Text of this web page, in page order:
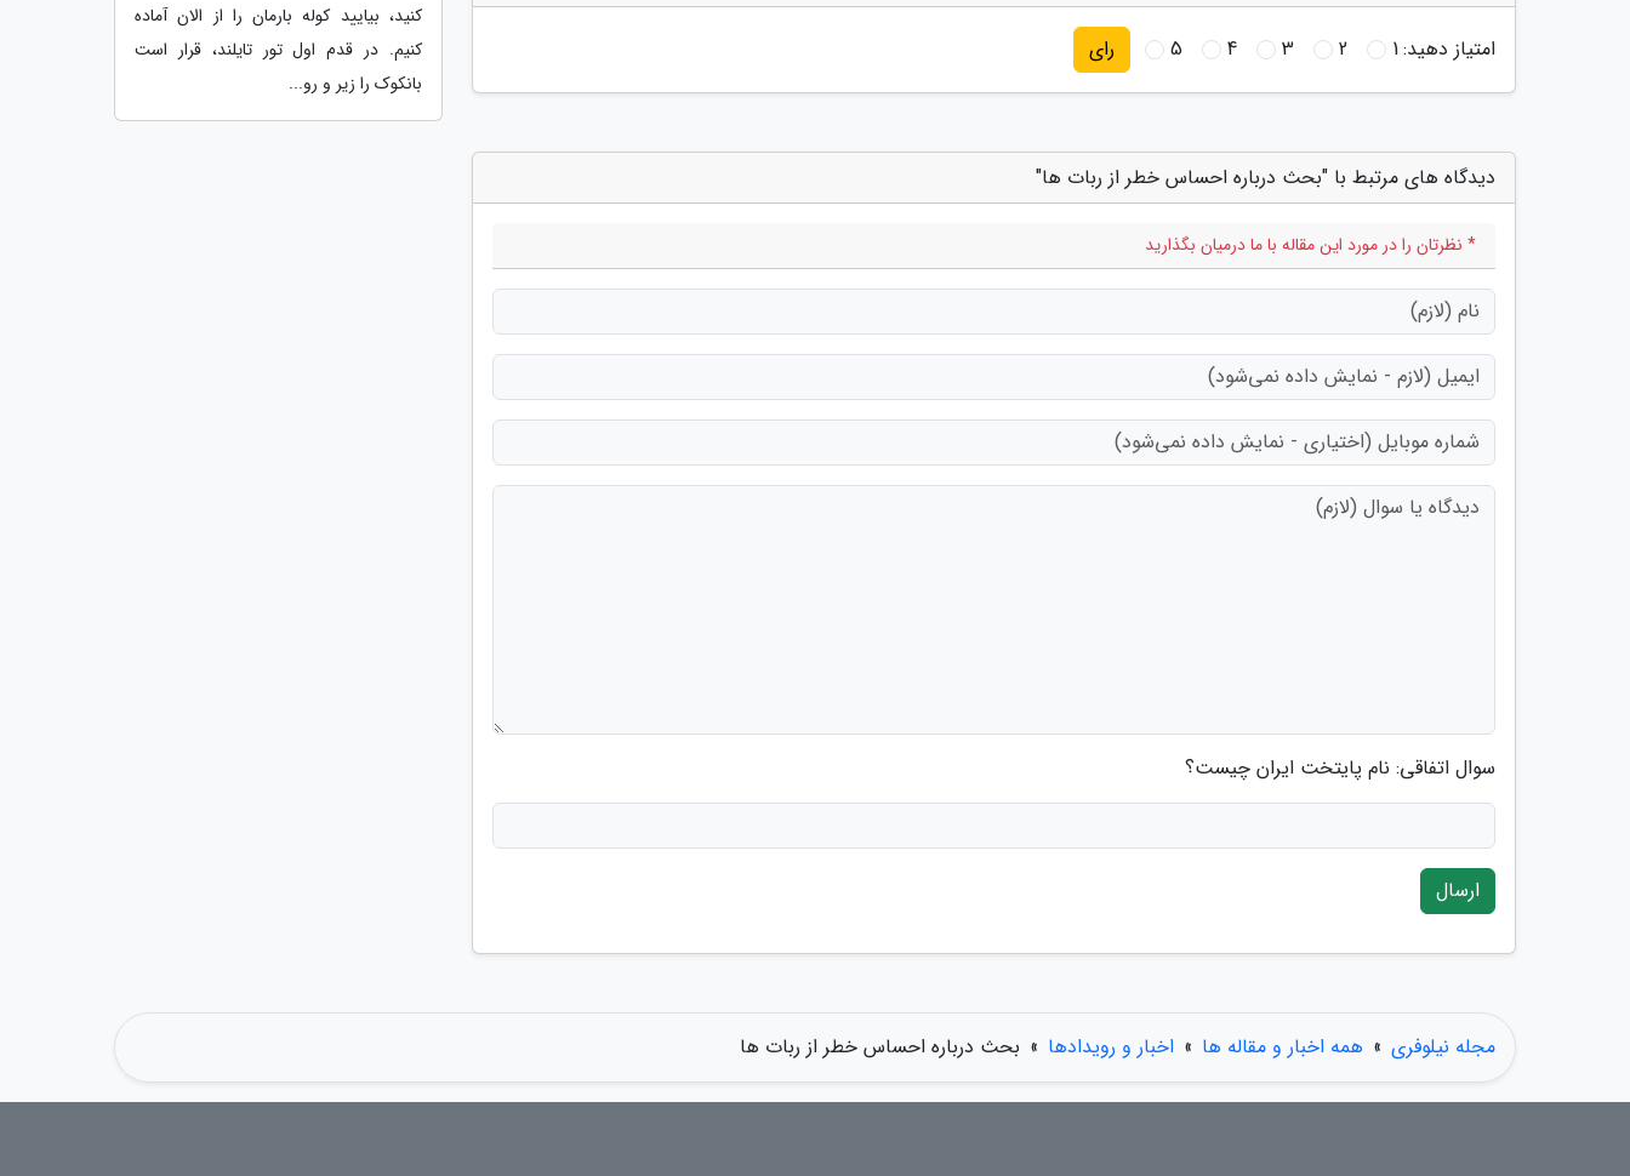
امتیاز دهید:1
2
3
4
5 رای
دیدگاه های مرتبط با "بحث درباره احساس خطر از ربات ها"
* نظرتان را در مورد این مقاله با ما درمیان بگذارید
سوال اتفاقی: نام پایتخت ایران چیست؟
ارسال
کنید، بیایید کوله بارمان را از الان آماده
کنیم. در قدم اول تور تایلند، قرار است
بانکوک را زیر و رو...
مجله نیلوفری » همه اخبار و مقاله ها » اخبار و رویدادها » بحث درباره احساس خطر از ربات ها